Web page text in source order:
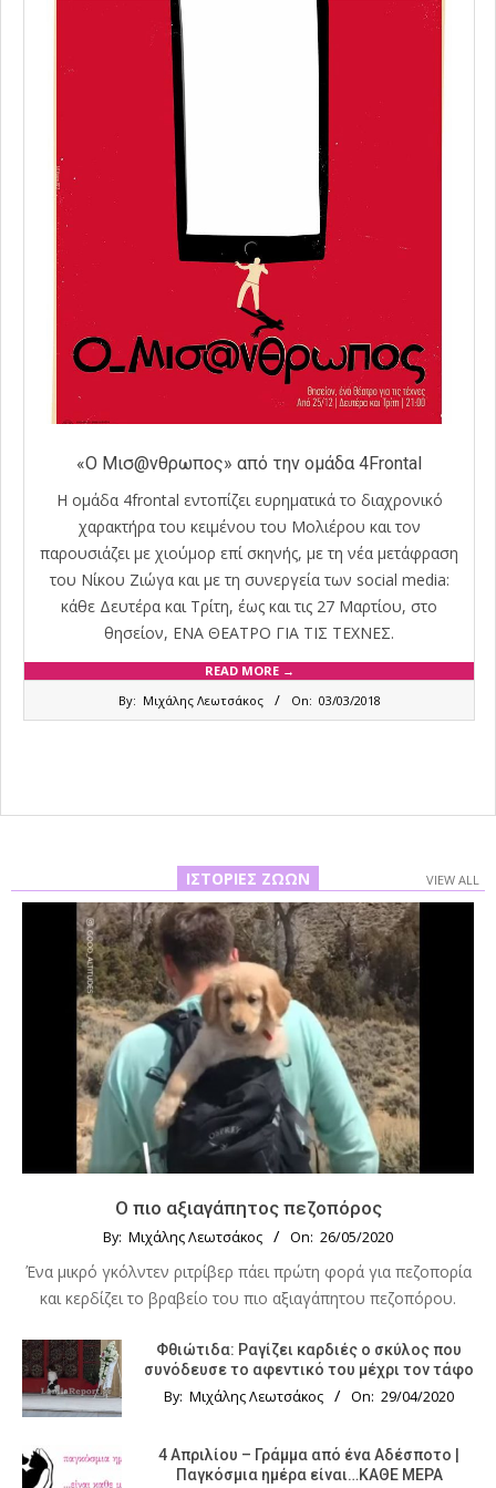
«Ο Μισ@νθρωπος» από την ομάδα 4Frontal
Η ομάδα 4frontal εντοπίζει ευρηματικά το διαχρονικό
χαρακτήρα του κειμένου του Μολιέρου και τον
παρουσιάζει με χιούμορ επί σκηνής, με τη νέα μετάφραση
του Νίκου Ζιώγα και με τη συνεργεία των social media:
κάθε Δευτέρα και Τρίτη, έως και τις 27 Μαρτίου, στο
θησείον, ΕΝΑ ΘΕΑΤΡΟ ΓΙΑ ΤΙΣ ΤΕΧΝΕΣ.
READ MORE →
By: Μιχάλης Λεωτσάκος On: 03/03/2018
ΙΣΤΟΡΊΕΣ ΖΏΩΝ VIEW ALL
Ο πιο αξιαγάπητος πεζοπόρος
By: Μιχάλης Λεωτσάκος On: 26/05/2020
Ένα μικρό γκόλντεν ριτρίβερ πάει πρώτη φορά για πεζοπορία
και κερδίζει το βραβείο του πιο αξιαγάπητου πεζοπόρου.
Φθιώτιδα: Ραγίζει καρδιές ο σκύλος που
συνόδευσε το αφεντικό του μέχρι τον τάφο
By: Μιχάλης Λεωτσάκος On: 29/04/2020
4 Απριλίου – Γράμμα από ένα Αδέσποτο |
Παγκόσμια ημέρα είναι…ΚΑΘΕ ΜΕΡΑ